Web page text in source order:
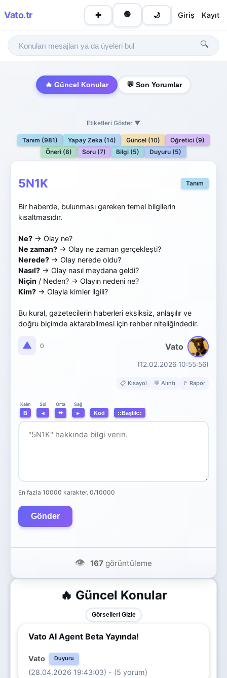
Vato.tr ✚ 🟢 🌙 Giriş Kayıt
🔍
🔥 Güncel Konular 💬 Son Yorumlar
Etiketleri Göster ▼
Tanım (981) Yapay Zeka (14) Güncel (10)
Öğretici (9)
Öneri (8)
Soru (7) Bilgi (5) Duyuru (5)
🔥 Güncel Konular
Görselleri Gizle
Vato AI Agent Beta Yayında!
Vato Duyuru
(28.04.2026 19:43:03) - (5 yorum)
5N1K Tanım
Bir haberde, bulunması gereken temel bilgilerin
kısaltmasıdır.
Ne? → Olay ne?
Ne zaman? → Olay ne zaman gerçekleşti?
Nerede? → Olay nerede oldu?
Nasıl? → Olay nasıl meydana geldi?
Niçin / Neden? → Olayın nedeni ne?
Kim? → Olayla kimler ilgili?
Bu kural, gazetecilerin haberleri eksiksiz, anlaşılır ve
doğru biçimde aktarabilmesi için rehber niteliğindedir.
Vato
(12.02.2026 10:55:56)
▲ 0
📋 Kısayol 💬 Alıntı 🚩 Rapor
Kalın
B
Sol
◄
Orta
⬌
Sağ
► Kod ::Başlık::
En fazla 10000 karakter. 0/10000
Gönder
👁️ 167 görüntüleme